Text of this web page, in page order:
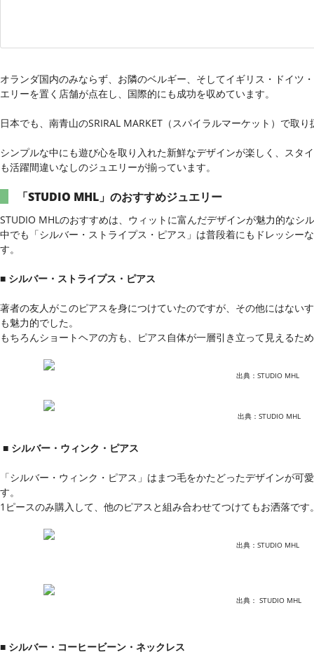
オランダ国内のみならず、お隣のベルギー、そしてイギリス・ドイツ
エリーを置く店舗が点在し、国際的にも成功を収めています。
日本でも、南青山のSRIRAL MARKET（スパイラルマーケット）で取
シンプルな中にも遊び心を取り入れた新鮮なデザインが楽しく、スタ
も活躍間違いなしのジュエリーが揃っています。
「STUDIO MHL」のおすすめジュエリー
STUDIO MHLのおすすめは、ウィットに富んだデザインが魅力的なシ
中でも「シルバー・ストライプス・ピアス」は普段着にもドレッシー
す。
■ シルバー・ストライプス・ピアス
著者の友人がこのピアスを身につけていたのですが、その他にはない
も魅力的でした。
もちろんショートヘアの方も、ピアス自体が一層引き立って見えるた
出典：STUDIO MHL
出典：STUDIO MHL
■ シルバー・ウィンク・ピアス
「シルバー・ウィンク・ピアス」はまつ毛をかたどったデザインが可
す。
1ピースのみ購入して、他のピアスと組み合わせてつけてもお洒落です
出典：STUDIO MHL
出典： STUDIO MHL
■ シルバー・コーヒービーン・ネックレス